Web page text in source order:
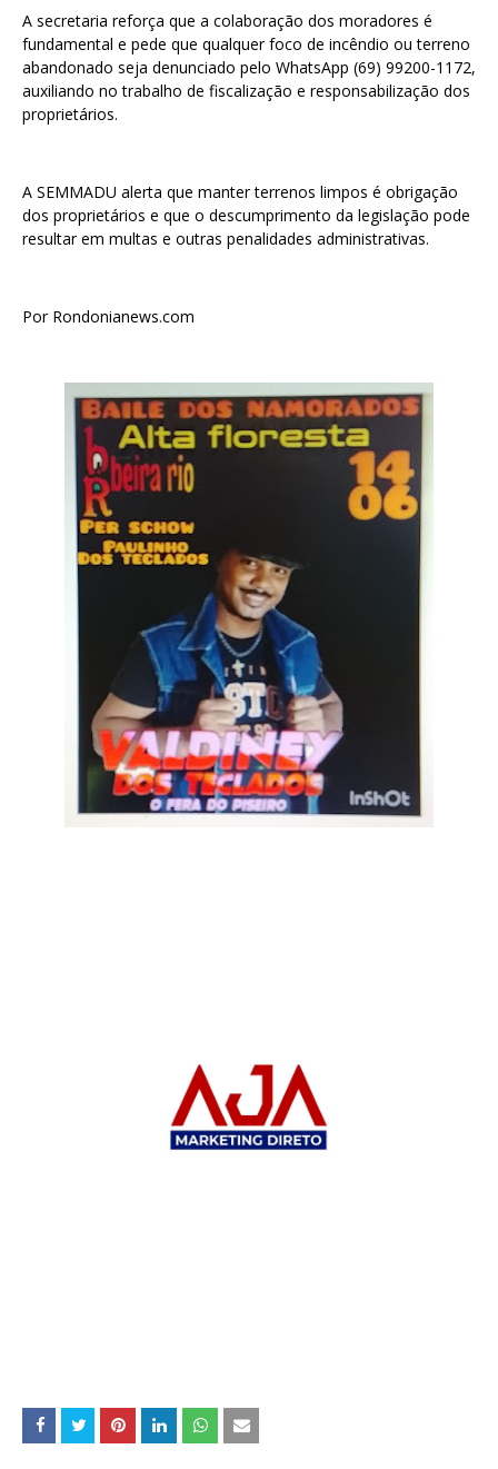
A secretaria reforça que a colaboração dos moradores é
fundamental e pede que qualquer foco de incêndio ou terreno
abandonado seja denunciado pelo WhatsApp (69) 99200-1172,
auxiliando no trabalho de fiscalização e responsabilização dos
proprietários.
A SEMMADU alerta que manter terrenos limpos é obrigação
dos proprietários e que o descumprimento da legislação pode
resultar em multas e outras penalidades administrativas.
Por Rondonianews.com